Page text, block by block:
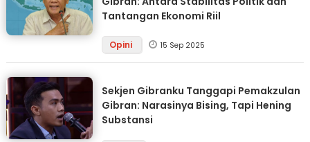
Tantangan Ekonomi Riil
Opini 15 Sep 2025
Sekjen Gibranku Tanggapi Pemakzulan
Gibran: Narasinya Bising, Tapi Hening
Substansi